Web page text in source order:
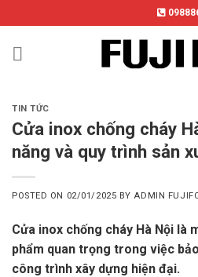
to
content
TIN TỨC
Cửa inox chống cháy
năng và quy trình sản
POSTED ON 02/01/2025 BY ADMIN
Cửa inox chống cháy Hà Nội là
phẩm quan trọng trong việc
công trình xây dựng hiện đại.